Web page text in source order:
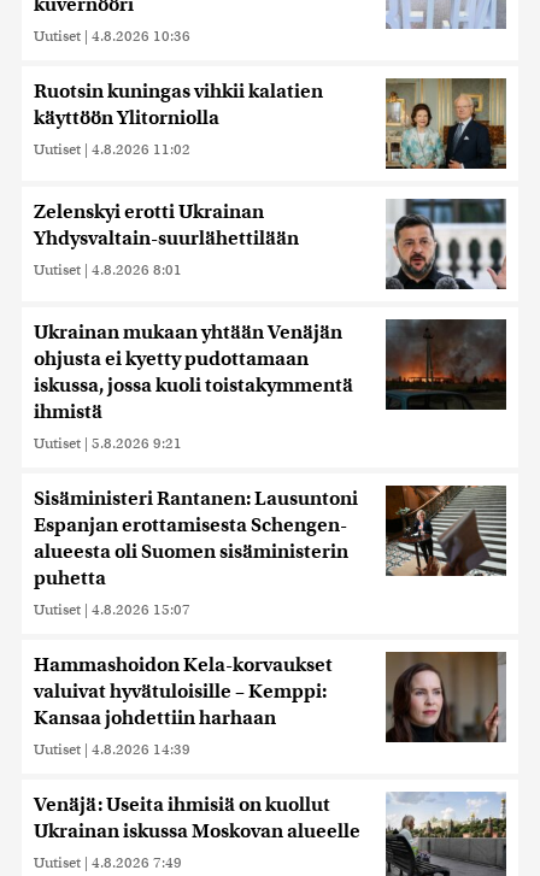
kuvernööri
Uutiset | 4.8.2026 10:36
Ruotsin kuningas vihkii kalatien
käyttöön Ylitorniolla
Uutiset | 4.8.2026 11:02
Zelenskyi erotti Ukrainan
Yhdysvaltain-suurlähettilään
Uutiset | 4.8.2026 8:01
Ukrainan mukaan yhtään Venäjän
ohjusta ei kyetty pudottamaan
iskussa, jossa kuoli toistakymmentä
ihmistä
Uutiset | 5.8.2026 9:21
Sisäministeri Rantanen: Lausuntoni
Espanjan erottamisesta Schengen-
alueesta oli Suomen sisäministerin
puhetta
Uutiset | 4.8.2026 15:07
Hammashoidon Kela-korvaukset
valuivat hyvätuloisille – Kemppi:
Kansaa johdettiin harhaan
Uutiset | 4.8.2026 14:39
Venäjä: Useita ihmisiä on kuollut
Ukrainan iskussa Moskovan alueelle
Uutiset | 4.8.2026 7:49